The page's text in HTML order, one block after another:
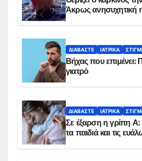
Άκρως
ΔΙΑΒΆΣΤΕ ΙΑΤΡΙΚΆ
Βήχας που επιμένει:
γιατρό
ΔΙΑΒΆΣΤΕ ΙΑΤΡΙΚΆ
Σε έξαρση η γρίπη Α:
τα παιδιά και τις